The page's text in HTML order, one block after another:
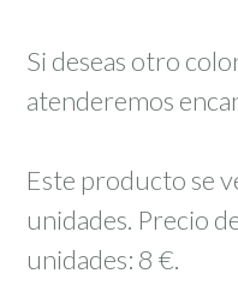
Si deseas otro
atenderemos
Este producto se
unidades. Precio
unidades: 8 €.